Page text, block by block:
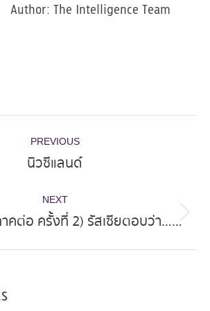
Author: The Intelligence Team
PREVIOUS
Previous
นิวซีแลนด์
NEXT
Next
คต่อ ครั้งที่ 2) รัสเซียตอบว่า……